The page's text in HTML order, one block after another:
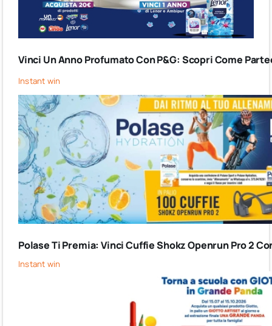
Vinci Un Anno Profumato Con P&G: Scopri Come
Instant win
Polase Ti Premia: Vinci Cuffie Shokz Openrun Pro 2
Instant win